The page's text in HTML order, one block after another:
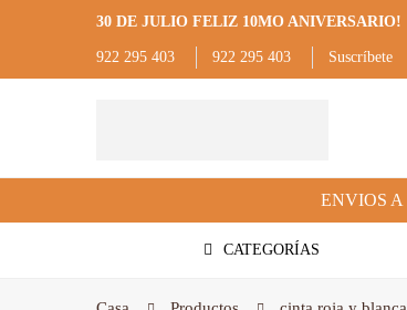
30 DE JULIO FELIZ 10MO ANIVERSARIO!
922 295 403 922 295 403 Suscríbete
CATEGORÍAS